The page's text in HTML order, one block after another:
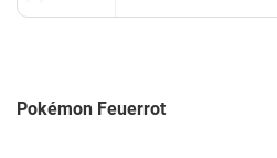
Pokémon Feuerrot